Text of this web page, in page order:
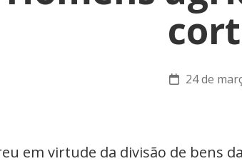
24 de
em virtude da divisão de bens